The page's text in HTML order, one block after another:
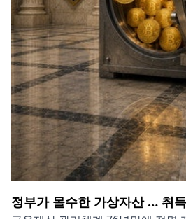
정부가 몰수한 가상자산 … 취